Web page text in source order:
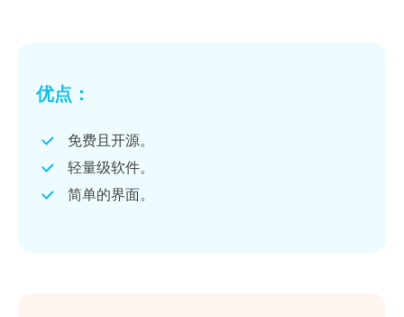
优点：
免费且开源。
轻量级软件。
简单的界面。